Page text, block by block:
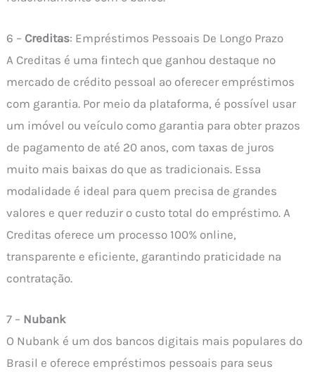
6 – Creditas: Empréstimos Pessoais De Longo Prazo
A Creditas é uma fintech que ganhou destaque no
mercado de crédito pessoal ao oferecer empréstimos
com garantia. Por meio da plataforma, é possível usar
um imóvel ou veículo como garantia para obter prazos
de pagamento de até 20 anos, com taxas de juros
muito mais baixas do que as tradicionais. Essa
modalidade é ideal para quem precisa de grandes
valores e quer reduzir o custo total do empréstimo. A
Creditas oferece um processo 100% online,
transparente e eficiente, garantindo praticidade na
contratação.
7 – Nubank
O Nubank é um dos bancos digitais mais populares do
Brasil e oferece empréstimos pessoais para seus